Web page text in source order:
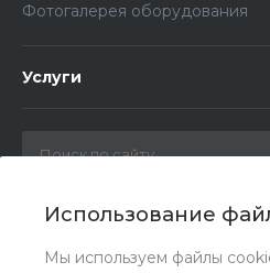
Использование
Мы используем файлы
Фотогалерея оборудования
Услуги